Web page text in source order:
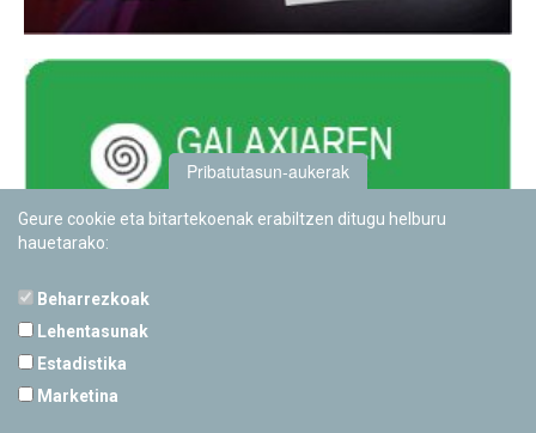
Pribatutasun-aukerak
Geure cookie eta bitartekoenak erabiltzen ditugu helburu
hauetarako:
Beharrezkoak
Lehentasunak
Estadistika
Marketina